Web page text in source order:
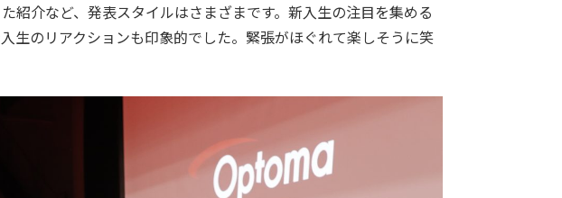
紹介など、発表スタイルはさまざまです。新入生の注目を集める
生のリアクションも印象的でした。緊張がほぐれて楽しそうに笑